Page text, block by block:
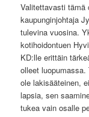
Valitettavasti
kaupunginjohtaja
tulevina vuosina.
kotihoidontuen
KD:lle erittäin
olleet
ole lakisääteinen,
lapsia, sen
tukea vain osalle